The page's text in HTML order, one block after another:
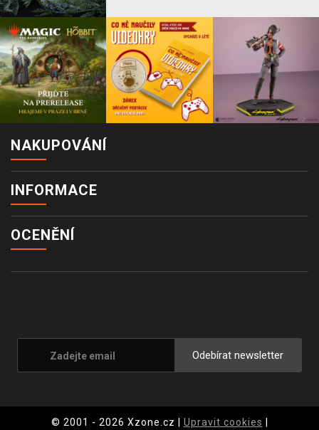
NAKUPOVÁNÍ
INFORMACE
OCENĚNÍ
Odebírat newsletter
© 2001 - 2026 Xzone.cz | Upravit cookies